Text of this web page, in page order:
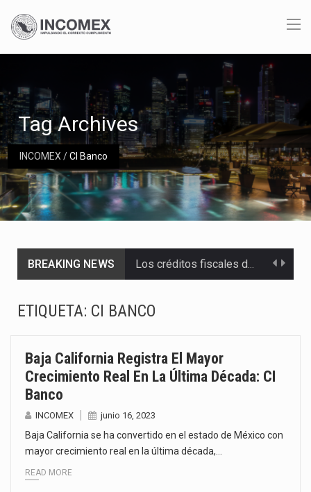
INCOMEX/CI Banco
Tag Archives
BREAKING NEWS
ETIQUETA: CI BANCO
Baja California Registra El Mayor
Crecimiento Real En La Última Década: CI
Banco
INCOMEX junio 16, 2023
Baja California se ha convertido en el estado de México con
mayor crecimiento real en la última década,…
READ MORE